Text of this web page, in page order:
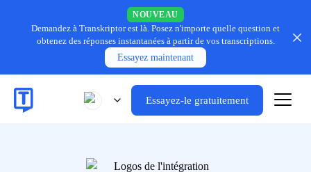
NOUVEAU
Demandez à Transkriptor est là. Posez n'importe quelle question et
obtenez des réponses instantanées à partir de vos transcriptions.
Essayez maintenant
Essayez-le gratuitement